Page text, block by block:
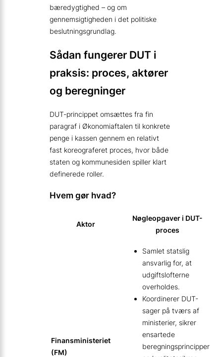
bæredygtighed – og om
gennemsigtigheden i det politiske
beslutningsgrundlag.
Sådan fungerer DUT i
praksis: proces, aktører
og beregninger
DUT-princippet omsættes fra fin
paragraf i Økonomiaftalen til konkrete
penge i kassen gennem en relativt
fast koreograferet proces, hvor både
staten og kommunesiden spiller klart
definerede roller.
Hvem gør hvad?
Aktor
Nøgleopgaver i DUT-
proces
Finansministeriet
(FM)
Samlet statslig
ansvarlig for, at
udgiftslofterne
overholdes.
Koordinerer DUT-
sager på tværs af
ministerier, sikrer
ensartede
beregningsprincipper